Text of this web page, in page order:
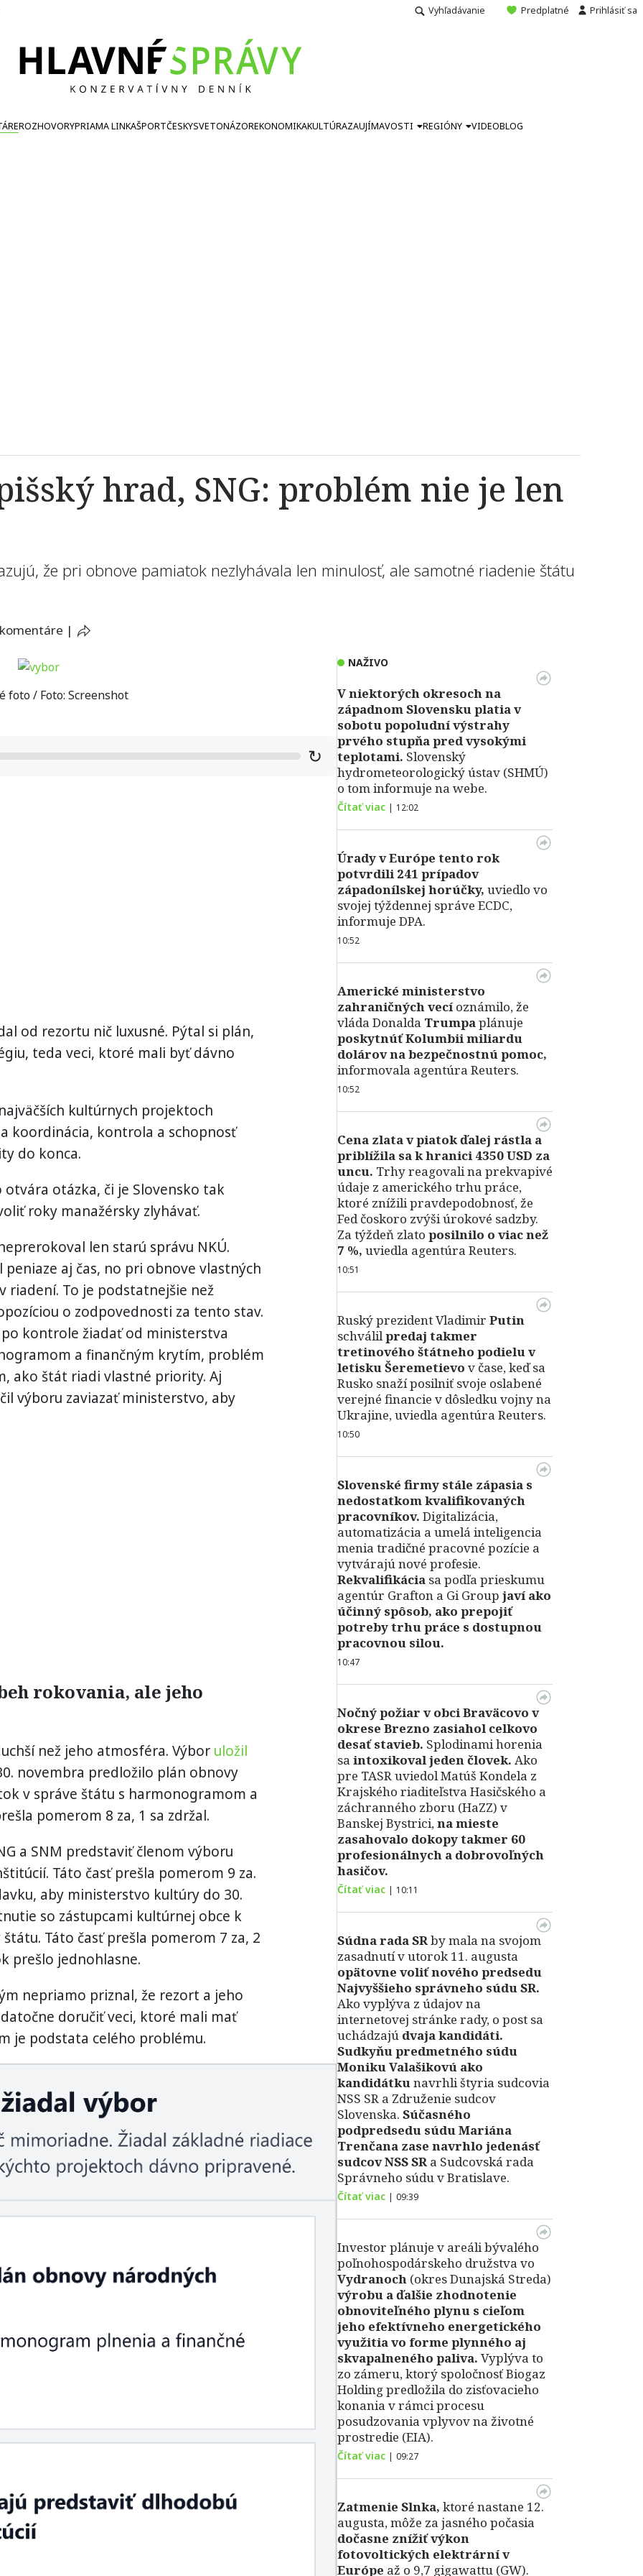
Vyhľadávanie Predplatné Prihlásiť sa
ROZHOVORYPRIAMA LINKAŠPORTČESKYSVETONÁZOREKONOMIKAKULTÚRAZAUJÍMAVOSTI REGIÓNY VIDEOBLOG
hrad, SNG: problém nie je len
že pri obnove pamiatok nezlyhávala len minulosť, ale samotné riadenie štátu
|
foto / Foto: Screenshot
↻
od rezortu nič luxusné. Pýtal si plán,
teda veci, ktoré mali byť dávno
kultúrnych projektoch
koordinácia, kontrola a schopnosť
do konca.
otázka, či je Slovensko tak
roky manažérsky zlyhávať.
len starú správu NKÚ.
aj čas, no pri obnove vlastných
riadení. To je podstatnejšie než
o zodpovednosti za tento stav.
kontrole žiadať od ministerstva
a finančným krytím, problém
ako štát riadi vlastné priority. Aj
výboru zaviazať ministerstvo, aby
rokovania, ale jeho
než jeho atmosféra. Výbor uložil
novembra predložilo plán obnovy
v správe štátu s harmonogramom a
pomerom 8 za, 1 sa zdržal.
a SNM predstaviť členom výboru
Táto časť prešla pomerom 9 za.
aby ministerstvo kultúry do 30.
so zástupcami kultúrnej obce k
Táto časť prešla pomerom 7 za, 2
prešlo jednohlasne.
nepriamo priznal, že rezort a jeho
doručiť veci, ktoré mali mať
je podstata celého problému.
NAŽIVO
V niektorých okresoch na
západnom Slovensku platia v
sobotu popoludní výstrahy
prvého stupňa pred vysokými
teplotami. Slovenský
hydrometeorologický ústav (SHMÚ)
o tom informuje na webe.
Čítať viac | 12:02
Úrady v Európe tento rok
potvrdili 241 prípadov
západonílskej horúčky, uviedlo vo
svojej týždennej správe ECDC,
informuje DPA.
10:52
Americké ministerstvo
zahraničných vecí oznámilo, že
vláda Donalda Trumpaplánuje
poskytnúť Kolumbii miliardu
dolárov na bezpečnostnú pomoc,
informovala agentúra Reuters.
10:52
Cena zlata v piatok ďalej rástla a
priblížila sa k hranici 4350 USD za
uncu. Trhy reagovali na prekvapivé
údaje z amerického trhu práce,
ktoré znížili pravdepodobnosť, že
Fed čoskoro zvýši úrokové sadzby.
Za týždeň zlato posilnilo o viac než
7 %, uviedla agentúra Reuters.
10:51
Ruský prezident Vladimir Putin
schválilpredaj takmer
tretinového štátneho podielu v
letisku Šeremetievo v čase, keď sa
Rusko snaží posilniť svoje oslabené
verejné financie v dôsledku vojny na
Ukrajine, uviedla agentúra Reuters.
10:50
Slovenské firmy stále zápasia s
nedostatkom kvalifikovaných
pracovníkov. Digitalizácia,
automatizácia a umelá inteligencia
menia tradičné pracovné pozície a
vytvárajú nové profesie.
Rekvalifikácia sa podľa prieskumu
agentúr Grafton a Gi Group javí ako
účinný spôsob, ako prepojiť
potreby trhu práce s dostupnou
pracovnou silou.
10:47
Nočný požiar v obci Braväcovo v
okrese Brezno zasiahol celkovo
desať stavieb. Splodinami horenia
sa intoxikoval jeden človek. Ako
pre TASR uviedol Matúš Kondela z
Krajského riaditeľstva Hasičského a
záchranného zboru (HaZZ) v
Banskej Bystrici,na mieste
zasahovalo dokopy takmer 60
profesionálnych a dobrovoľných
hasičov.
Čítať viac | 10:11
Súdna rada SRby mala na svojom
zasadnutí v utorok 11. augusta
opätovne voliť nového predsedu
Najvyššieho správneho súdu SR.
Ako vyplýva z údajov na
internetovej stránke rady, o post sa
uchádzajú dvaja kandidáti.
Sudkyňu predmetného súdu
Moniku Valašikovú ako
kandidátkunavrhli štyria sudcovia
NSS SR a Združenie sudcov
Slovenska. Súčasného
podpredsedu súdu Mariána
Trenčana zase navrhlo jedenásť
sudcov NSS SR a Sudcovská rada
Správneho súdu v Bratislave.
Čítať viac | 09:39
Investor plánuje v areáli bývalého
poľnohospodárskeho družstva vo
Vydranoch (okres Dunajská Streda)
výrobu a ďalšie zhodnotenie
obnoviteľného plynu s cieľom
jeho efektívneho energetického
využitia vo forme plynného aj
skvapalneného paliva. Vyplýva to
zo zámeru, ktorý spoločnosť Biogaz
Holding predložila do zisťovacieho
konania v rámci procesu
posudzovania vplyvov na životné
prostredie (EIA).
Čítať viac | 09:27
Zatmenie Slnka, ktoré nastane 12.
augusta, môže za jasného počasia
dočasne znížiť výkon
fotovoltických elektrární v
Európe až o 9,7 gigawattu (GW).